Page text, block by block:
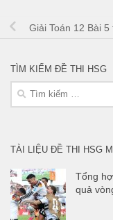
Giải Toán 12 Bài
TÌM KIẾM ĐỀ THI HSG
Tìm
TÀI LIỆU ĐỀ THI HSG
Tổng
quả